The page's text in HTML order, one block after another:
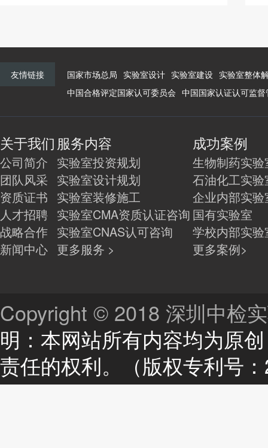
友情链接 国家市场总局 实验室设计 实验室建设 实验室整体
中国合格评定国家认可委员会 中国国家认证认可监
关于我们
公司简介
团队风采
资质证书
人才招聘
战略合作
新闻中心
服务内容
实验室投资规划
实验室设计规划
实验室装修施工
实验室CMA资质认证咨询
实验室CNAS认可咨询
更多服务 >
成功案例
生物制药实验
石油化工实验
企业内部实验
国有实验室
学校内部实验
更多案例>
Copyright © 2018 深圳中检
明：本网站所有内容均为原
责任的权利。（版权专利号